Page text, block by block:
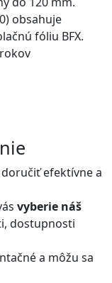
obsahuje
fóliu BFX.
efektívne a
vyberie náš
dostupnosti
a môžu sa